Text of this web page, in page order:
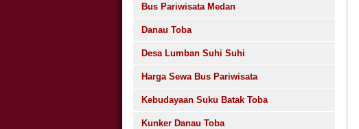
Bus Pariwisata Medan
Danau Toba
Desa Lumban Suhi Suhi
Harga Sewa Bus Pariwisata
Kebudayaan Suku Batak Toba
Kunker Danau Toba